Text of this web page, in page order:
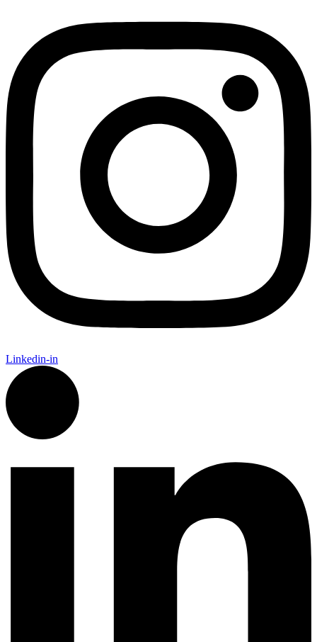
Linkedin-in